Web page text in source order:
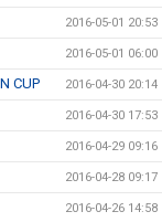
2016-05-01 20:53
2016-05-01 06:00
CUP 2016-04-30 20:14
2016-04-30 17:53
2016-04-29 09:16
2016-04-28 09:17
2016-04-26 14:58